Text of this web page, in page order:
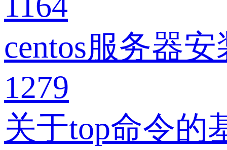
centos服务器
1279
关于top命令的